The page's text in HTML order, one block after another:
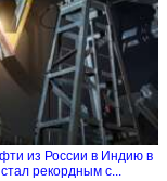
из России в Индию в
рекордным с...